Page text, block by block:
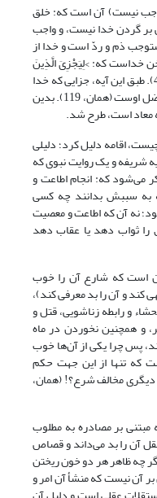
نیست) آن است که: خلق
بر گردن خدا نیست، و واجب
ذم و ردّ است و خدا از
خداست که: >لِیَجْزِیَ الَّذِینَ
آمَنُوا وَ عَمِلُوا الصَّالِحاتِ مِنْ فَضْلِهِ< (روم: 45). طبق این آیه، جزایی که خدا
به اهل ایمان و عمل صالح می‌دهد از سر فضل اوست (همان، 119). بدین
معاد است، طرح شد.
اقامه دلیل کرد؛ دلیلی
شریفه و یک روایت نبوی که
می‌شود که: انجام اطاعت و
به سببش بدانند چه کسی
نه آن که اطاعت و معصیت
را ثواب دهد یا عقاب دهد
است که شارع آن را خوب
کند و آن را بد معرفی کند)،
و رابطه زناشویی، قتل و
و هم‏چنین نخوردن در ماه
پس چرا یکی از آن‌ها خوب
که تنها از این جهت حکم
مخالف شرع؟! (همان،
بر مصادره به مطلوب
آن را بد می‌داند و قصاص
چه ظاهر هر دو خون ریختن
آن نیست که منشأ آن امر و